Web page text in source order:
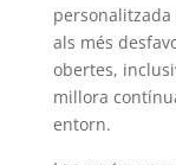
als més
obertes,
millora
entorn.